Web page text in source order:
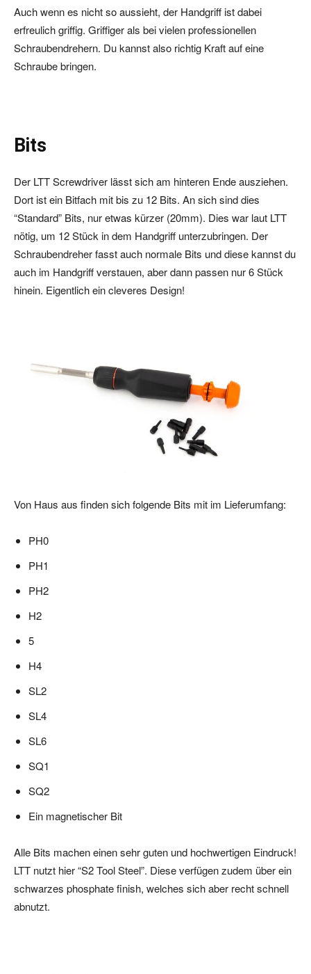
Auch wenn es nicht so aussieht, der Handgriff ist dabei
erfreulich griffig. Griffiger als bei vielen professionellen
Schraubendrehern. Du kannst also richtig Kraft auf eine
Schraube bringen.
Bits
Der LTT Screwdriver lässt sich am hinteren Ende ausziehen.
Dort ist ein Bitfach mit bis zu 12 Bits. An sich sind dies
“Standard” Bits, nur etwas kürzer (20mm). Dies war laut LTT
nötig, um 12 Stück in dem Handgriff unterzubringen. Der
Schraubendreher fasst auch normale Bits und diese kannst du
auch im Handgriff verstauen, aber dann passen nur 6 Stück
hinein. Eigentlich ein cleveres Design!
Von Haus aus finden sich folgende Bits mit im Lieferumfang:
PH0
PH1
PH2
H2
5
H4
SL2
SL4
SL6
SQ1
SQ2
Ein magnetischer Bit
Alle Bits machen einen sehr guten und hochwertigen Eindruck!
LTT nutzt hier “S2 Tool Steel”. Diese verfügen zudem über ein
schwarzes phosphate finish, welches sich aber recht schnell
abnutzt.